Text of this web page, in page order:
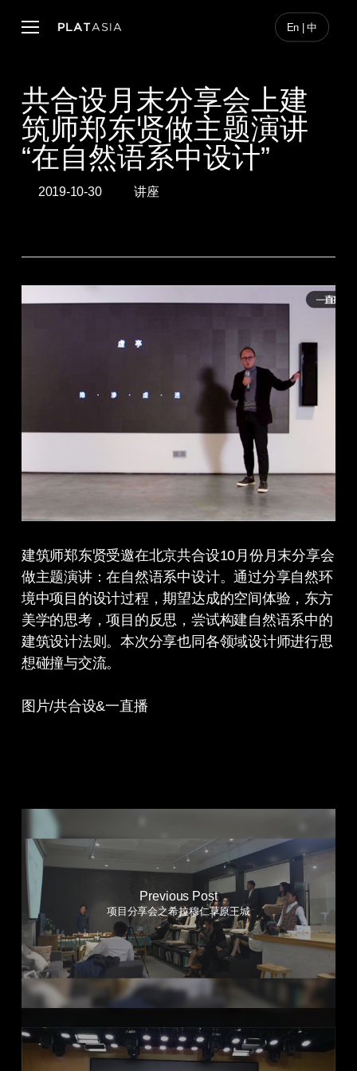
Menu En | 中
共合设月末分享会上建
筑师郑东贤做主题演讲
“在自然语系中设计”
2019-10-30 讲座
建筑师郑东贤受邀在北京共合设10月份月末分享会
做主题演讲：在自然语系中设计。通过分享自然环
境中项目的设计过程，期望达成的空间体验，东方
美学的思考，项目的反思，尝试构建自然语系中的
建筑设计法则。本次分享也同各领域设计师进行思
想碰撞与交流。
图片/共合设&一直播
Previous Post
项目分享会之希拉穆仁草原王城